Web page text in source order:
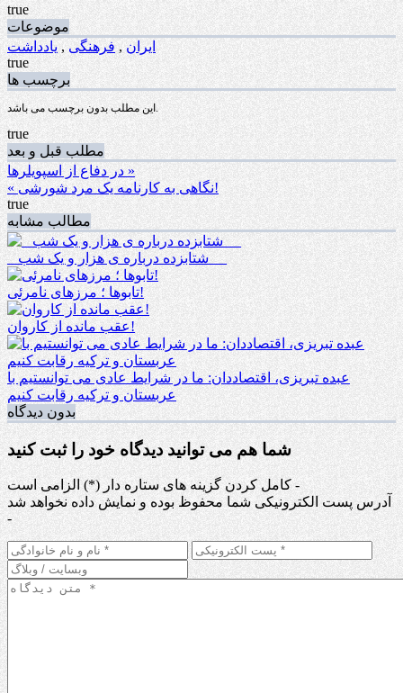
true
موضوعات
ایران , فرهنگی , یادداشت
true
برچسب ها
این مطلب بدون برچسب می باشد.
true
مطلب قبل و بعد
در دفاع از اسپویلرها »
« نگاهی به کارنامه یک مرد شورشی!
true
مطالب مشابه
_ شتابزده درباره ی هزار و یک شب __
تابوها ؛ مرزهای نامرئی!
عقب مانده از کاروان!
عبده تبریزی، اقتصاددان: ما در شرایط عادی می توانستیم با
عربستان و ترکیه رقابت کنیم
بدون دیدگاه
شما هم می توانید دیدگاه خود را ثبت کنید
کامل کردن گزینه های ستاره دار (*) الزامی است -
آدرس پست الکترونیکی شما محفوظ بوده و نمایش داده نخواهد شد
-